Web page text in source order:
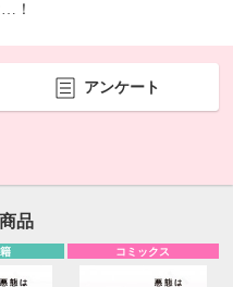
！
アンケート
品
コミックス